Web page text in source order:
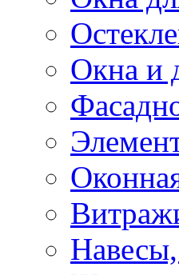
Окна и